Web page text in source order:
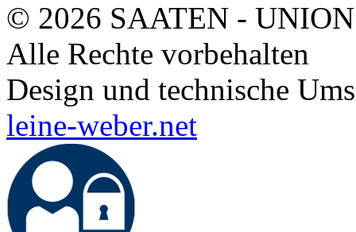
© 2026 SAATEN -
Alle Rechte vorbehalten
Design und technische
leine-weber.net